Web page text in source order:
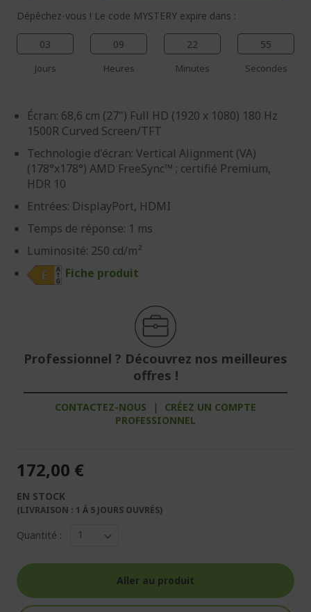
Dépêchez-vous ! Le code MYSTERY expire dans :
03
Jours
09
Heures
22
Minutes
54
Secondes
Écran: 68,6 cm (27") Full HD (1920 x 1080) 180 Hz
1500R Curved Screen/TFT
Technologie d'écran: Vertical Alignment (VA)
(178°x178°) AMD FreeSync™ ; certifié Premium,
HDR 10
Entrées: DisplayPort, HDMI
Temps de réponse: 1 ms
Luminosité: 250 cd/m²
Fiche produit
Professionnel ? Découvrez nos meilleures
offres !
CONTACTEZ-NOUS |
CRÉEZ UN COMPTE
PROFESSIONNEL
172,00 €
EN STOCK
(LIVRAISON : 1 À 5 JOURS OUVRÉS)
Quantité :
Aller au produit